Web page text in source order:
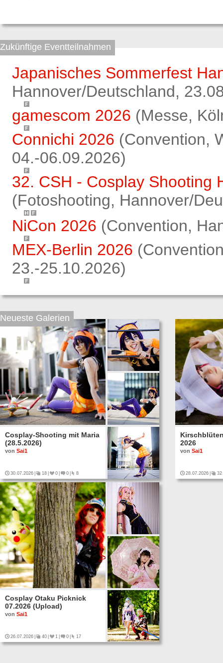
Zukünftige Eventteilnahmen
Japanisches Sommerfest
Hannover/Deutschland,
gamescom 2026 (Messe,
Connichi 2026 (Convention,
04.-06.09.2026)
32. CSH - Cosplay Shooting
(Fotoshooting, Hannover/
NiCon 2026 (Convention,
MEX-Berlin 2026
23.-25.10.2026)
Neueste Galerien
Cosplay-Shooting mit Maria
(28.5.2026)
von Sai1
30.07.2026 18 0 0 8
2026
von Sai1
28.07.2026 32
Cosplay Otaku Picknick
07.2026 (Upload)
von Sai1
26.07.2026 40 1 0 17